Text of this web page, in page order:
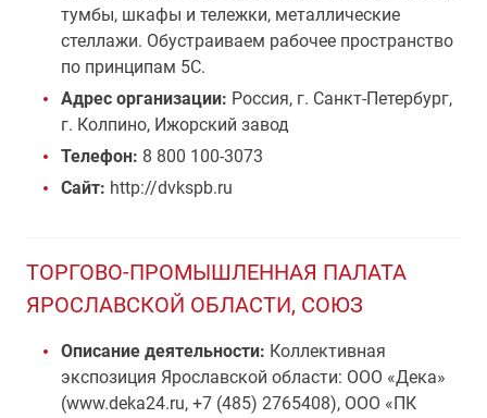
тумбы, шкафы и тележки, металлические
стеллажи. Обустраиваем рабочее пространство
по принципам 5С.
Адрес организации: Россия, г. Санкт-Петербург,
г. Колпино, Ижорский завод
Телефон: 8 800 100-3073
Сайт: http://dvkspb.ru
ТОРГОВО-ПРОМЫШЛЕННАЯ ПАЛАТА
ЯРОСЛАВСКОЙ ОБЛАСТИ, СОЮЗ
Описание деятельности: Коллективная
экспозиция Ярославской области: ООО «Дека»
(www.deka24.ru, +7 (485) 2765408), ООО «ПК